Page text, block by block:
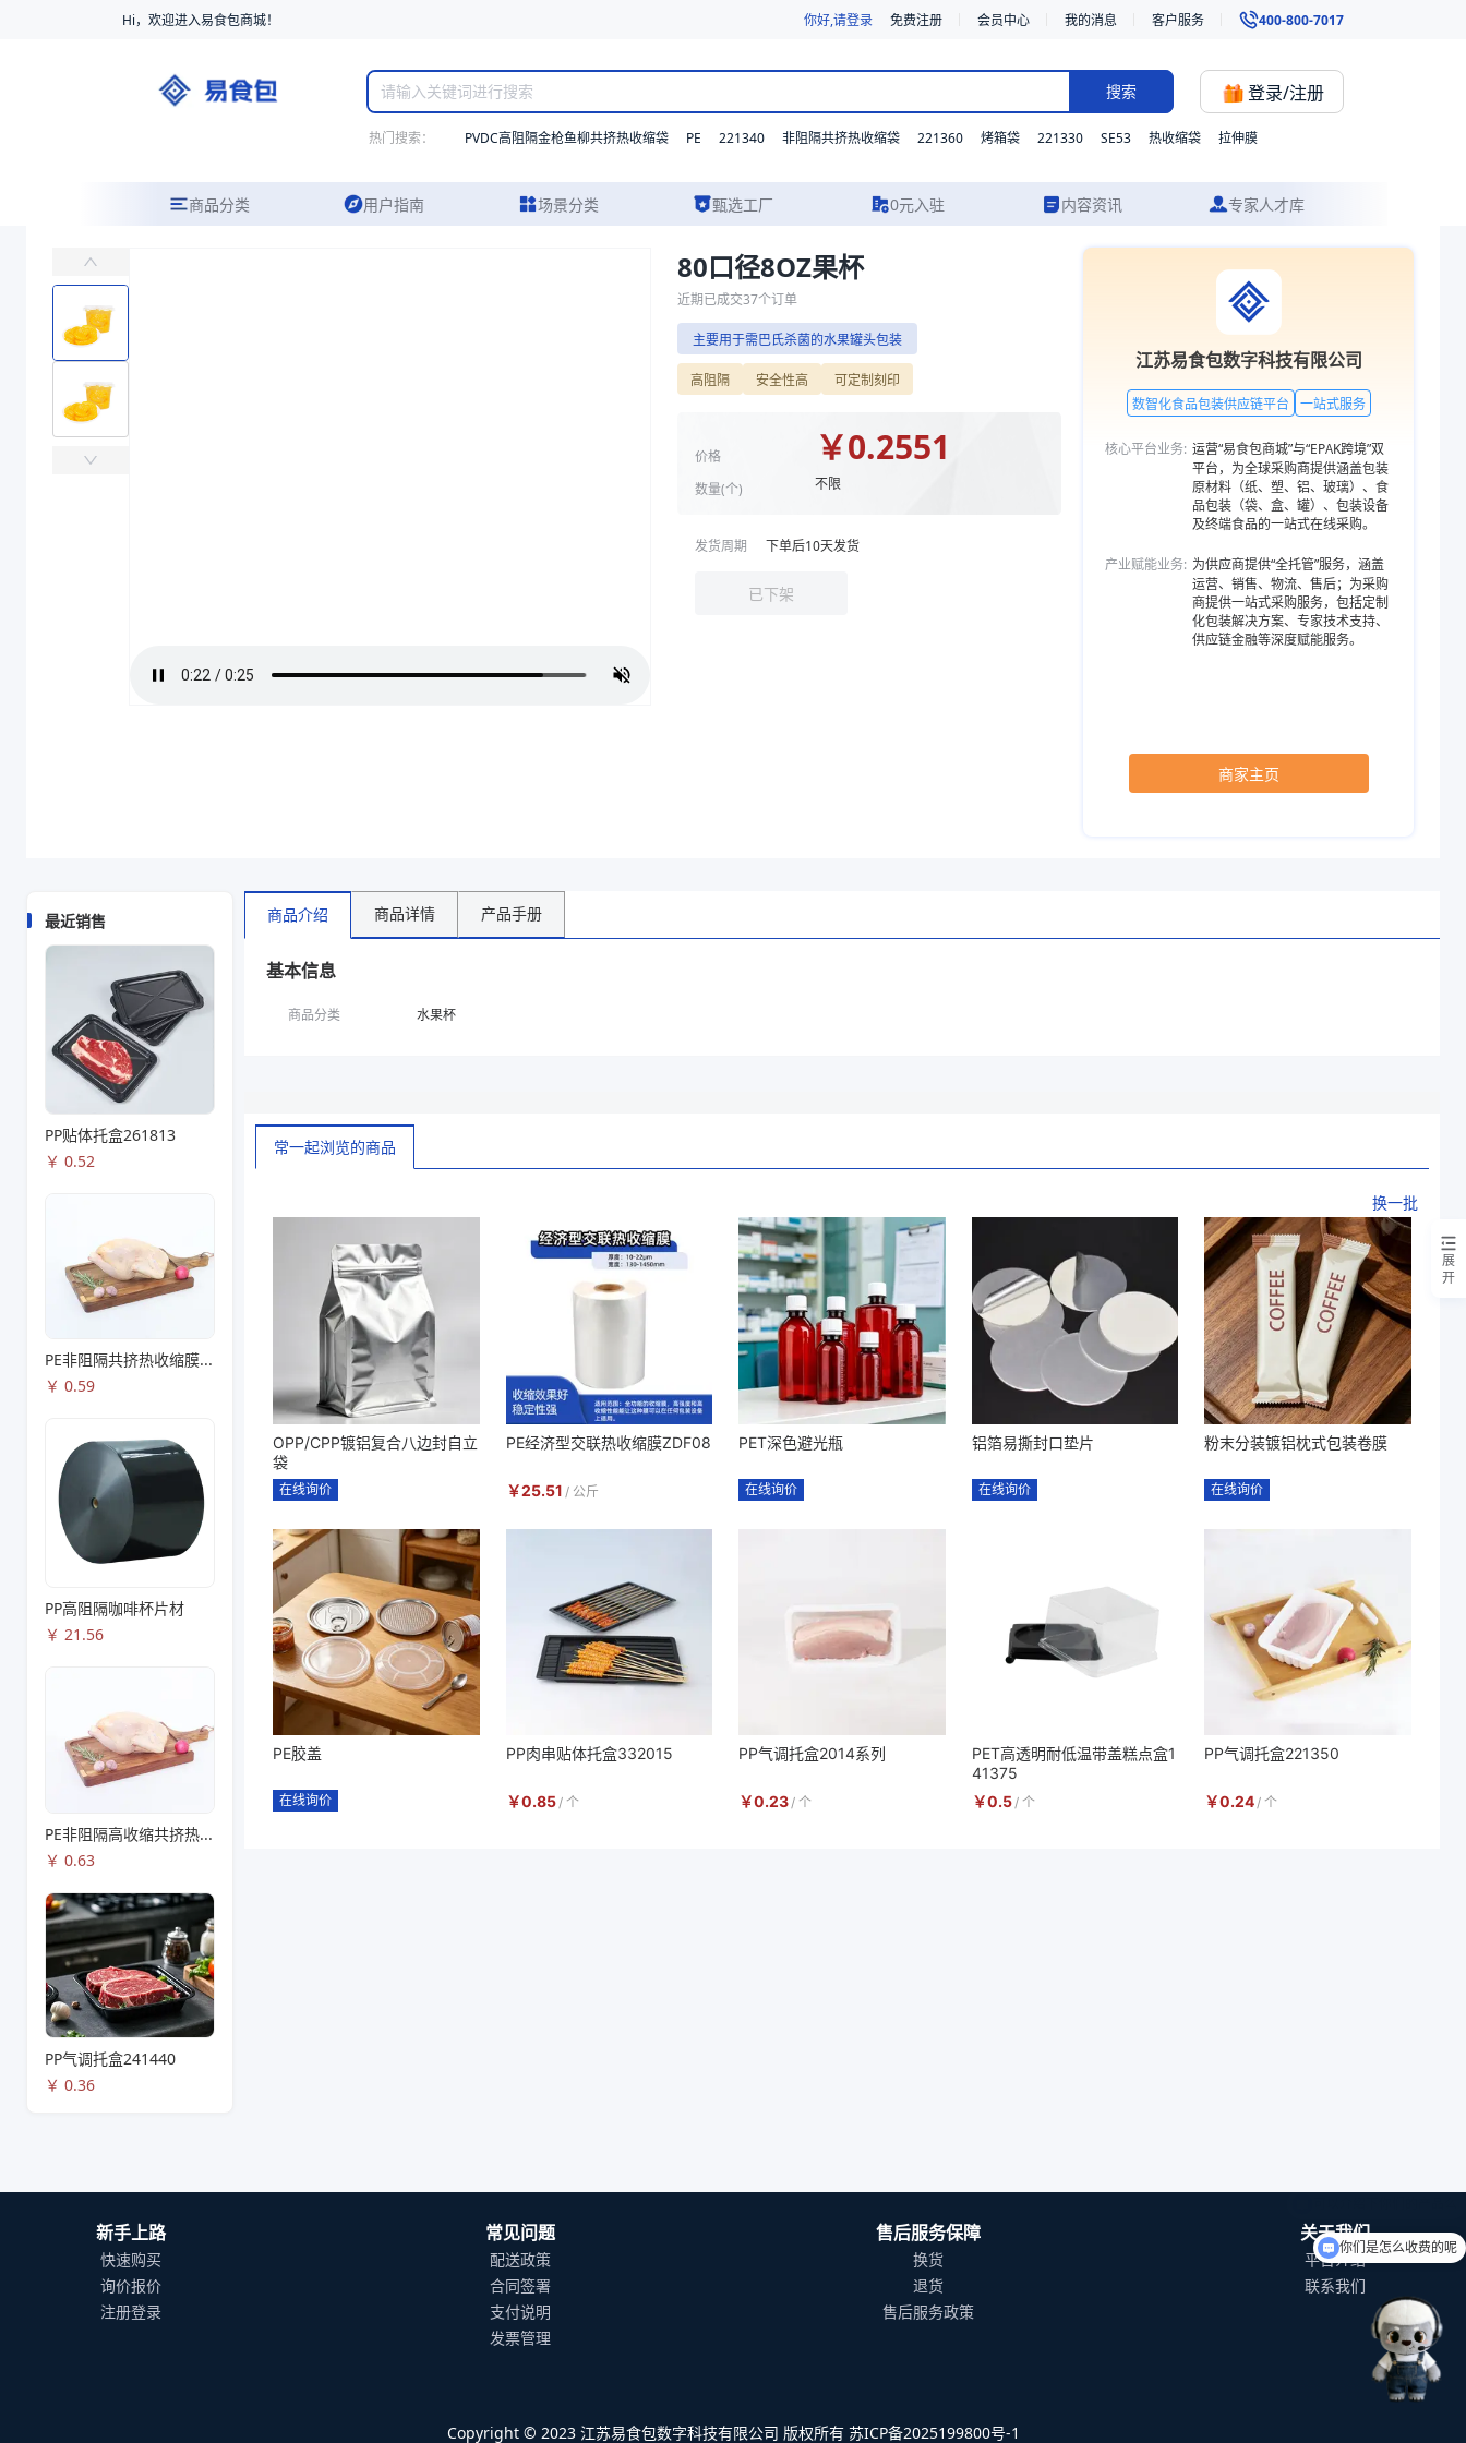
Hi，欢迎进入易食包商城！ 你好,请登录 免费注册 会员中心 我的消息 客户服务 400-800-7017
搜索 登录/注册
热门搜索： PVDC高阻隔金枪鱼柳共挤热收缩袋 PE 221340 非阻隔共挤热收缩袋 221360 烤箱袋 221330 SE53 热收缩袋 拉伸膜
商品分类 用户指南 场景分类 甄选工厂 0元入驻 内容资讯 专家人才库
主要用于需巴氏杀菌的水果罐头包装
易食包（EPAK）专注于80口径8OZ果杯包装，提供详尽的规格参数、实物图片及报价参考，主要用于需巴氏杀菌的水果罐头包装。我们支持材质、型号与功能的灵活定制，并提供从方案设计到成品交付的一站式食品
产品卖点：高阻隔、安全性高、可定制刻印
应用场景：主要用于需巴氏杀菌的水果罐头包装
￥0.2551
商品参数
80口径8OZ果杯
近期已成交37个订单
主要用于需巴氏杀菌的水果罐头包装
高阻隔 安全性高 可定制刻印
价格
数量(个)
￥0.2551
不限
发货周期 下单后10天发货
已下架
江苏易食包数字科技有限公司
数智化食品包装供应链平台 一站式服务
核心平台业务: 运营“易食包商城”与“EPAK跨境”双
平台，为全球采购商提供涵盖包装
原材料（纸、塑、铝、玻璃）、食
品包装（袋、盒、罐）、包装设备
及终端食品的一站式在线采购。
产业赋能业务: 为供应商提供“全托管”服务，涵盖
运营、销售、物流、售后；为采购
商提供一站式采购服务，包括定制
化包装解决方案、专家技术支持、
供应链金融等深度赋能服务。
商家主页
最近销售
PP贴体托盒261813
￥ 0.52
PE非阻隔共挤热收缩膜S53
￥ 0.59
PP高阻隔咖啡杯片材
￥ 21.56
PE非阻隔高收缩共挤热收缩膜S83
￥ 0.63
PP气调托盒241440
￥ 0.36
商品介绍 商品详情 产品手册
基本信息
商品分类 水果杯
常一起浏览的商品
换一批
OPP/CPP镀铝复合八边封自立
袋
在线询价
PE经济型交联热收缩膜ZDF08
￥25.51 / 公斤
PET深色避光瓶
在线询价
铝箔易撕封口垫片
在线询价
粉末分装镀铝枕式包装卷膜
在线询价
PE胶盖
在线询价
PP肉串贴体托盒332015
￥0.85/ 个
PP气调托盒2014系列
￥0.23/ 个
PET高透明耐低温带盖糕点盒1
41375
￥0.5/ 个
PP气调托盒221350
￥0.24/ 个
展
开
新手上路
快速购买
询价报价
注册登录
常见问题
配送政策
合同签署
支付说明
发票管理
售后服务保障
换货
退货
售后服务政策
关于我们
平台介绍
联系我们
Copyright © 2023 江苏易食包数字科技有限公司 版权所有 苏ICP备2025199800号-1
你们是怎么收费的呢